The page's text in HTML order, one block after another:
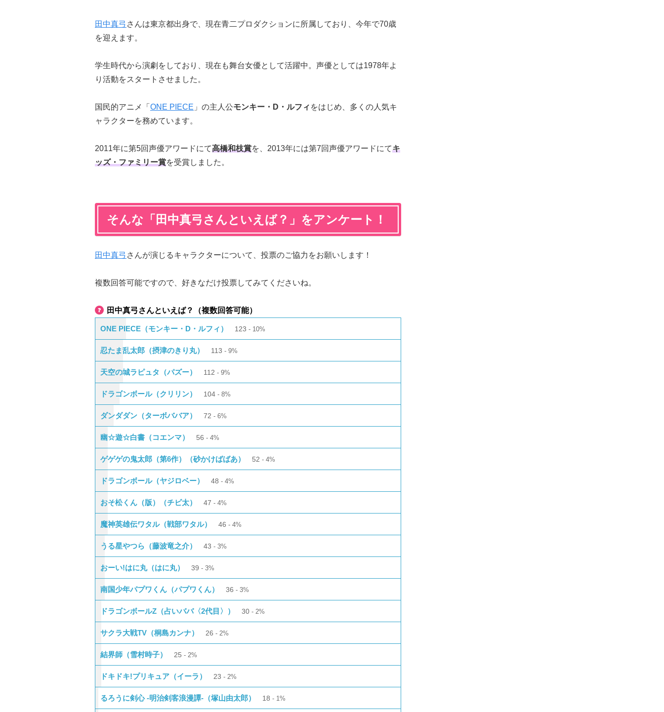
田中真弓 さんは東京都出身で、現在青二プロダクションに所属しており、今年で70歳
を迎えます。
学生時代から演劇をしており、現在も舞台女優として活躍中。声優としては1978年よ
り活動をスタートさせました。
国民的アニメ「 ONE PIECE 」の主人公モンキー・D・ルフィ をはじめ、多くの人気キ
ャラクターを務めています。
2011年に第5回声優アワードにて高橋和枝賞を、2013年には第7回声優アワードにてキ
ッズ・ファミリー賞を受賞しました。
そんな「田中真弓さんといえば？」をアンケート！
田中真弓 さんが演じるキャラクターについて、投票のご協力をお願いします！
複数回答可能ですので、好きなだけ投票してみてくださいね。
田中真弓さんといえば？（複数回答可能）
ONE PIECE（モンキー・D・ルフィ） 123 10%
忍たま乱太郎（摂津のきり丸） 113 9%
天空の城ラピュタ（パズー） 112 9%
ドラゴンボール（クリリン） 104 8%
ダンダダン（ターボババア） 72 6%
幽☆遊☆白書（コエンマ） 56 4%
ゲゲゲの鬼太郎（第6作）（砂かけばばあ） 52 4%
ドラゴンボール（ヤジロベー） 48 4%
おそ松くん（版）（チビ太） 47 4%
魔神英雄伝ワタル（戦部ワタル） 46 4%
うる星やつら（藤波竜之介） 43 3%
おーい!はに丸（はに丸） 39 3%
南国少年パプワくん（パプワくん） 36 3%
ドラゴンボールZ（占いババ〈2代目〉） 30 2%
サクラ大戦TV（桐島カンナ） 26 2%
結界師（雪村時子） 25 2%
ドキドキ!プリキュア（イーラ） 23 2%
るろうに剣心 -明治剣客浪漫譚-（塚山由太郎） 18 1%